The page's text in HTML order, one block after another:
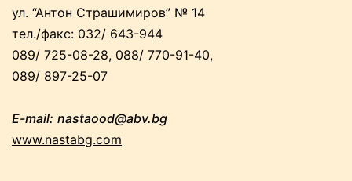
ул. “Антон Страшимиров” № 14
тел./факс: 032/ 643-944
089/ 725-08-28, 088/ 770-91-40,
089/ 897-25-07
E-mail: nastaood@abv.bg
www.nastabg.com